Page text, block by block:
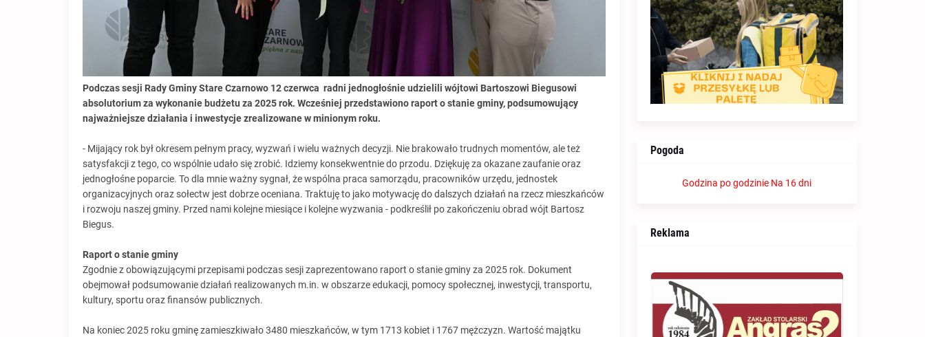
Podczas sesji Rady Gminy Stare Czarnowo 12 czerwca radni jednogłośnie udzielili wójtowi Bartoszowi Biegusowi
absolutorium za wykonanie budżetu za 2025 rok. Wcześniej przedstawiono raport o stanie gminy, podsumowujący
najważniejsze działania i inwestycje zrealizowane w minionym roku.
- Mijający rok był okresem pełnym pracy, wyzwań i wielu ważnych decyzji. Nie brakowało trudnych momentów, ale też
satysfakcji z tego, co wspólnie udało się zrobić. Idziemy konsekwentnie do przodu. Dziękuję za okazane zaufanie oraz
jednogłośne poparcie. To dla mnie ważny sygnał, że wspólna praca samorządu, pracowników urzędu, jednostek
organizacyjnych oraz sołectw jest dobrze oceniana. Traktuję to jako motywację do dalszych działań na rzecz mieszkańców
i rozwoju naszej gminy. Przed nami kolejne miesiące i kolejne wyzwania - podkreślił po zakończeniu obrad wójt Bartosz
Biegus.
Raport o stanie gminy
Zgodnie z obowiązującymi przepisami podczas sesji zaprezentowano raport o stanie gminy za 2025 rok. Dokument
obejmował podsumowanie działań realizowanych m.in. w obszarze edukacji, pomocy społecznej, inwestycji, transportu,
kultury, sportu oraz finansów publicznych.
Na koniec 2025 roku gminę zamieszkiwało 3480 mieszkańców, w tym 1713 kobiet i 1767 mężczyzn. Wartość majątku
Pogoda
Godzina po godzinie Na 16 dni
Reklama